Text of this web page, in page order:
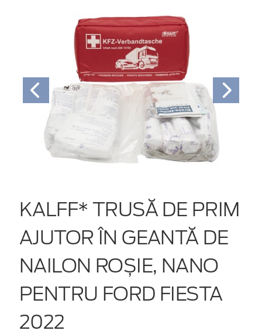
KALFF* TRUSĂ DE PRIM
AJUTOR ÎN GEANTĂ DE
NAILON ROȘIE, NANO
PENTRU FORD FIESTA
2022